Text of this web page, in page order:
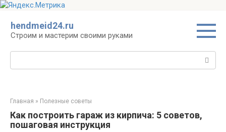
контенту
hendmeid24.ru
Строим и мастерим своими руками
Поиск:
Главная » Полезные советы
Как построить гараж из кирпича: 5 советов,
пошаговая инструкция